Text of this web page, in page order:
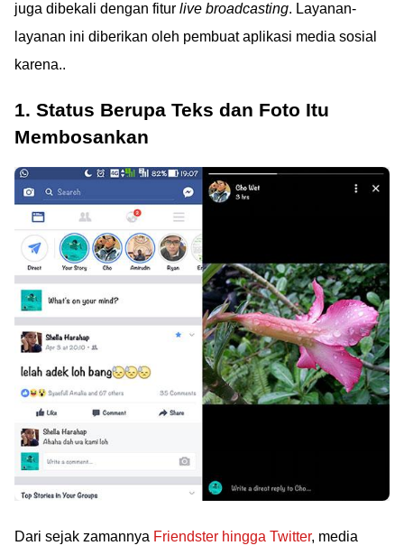
juga dibekali dengan fitur live broadcasting. Layanan-
layanan ini diberikan oleh pembuat aplikasi media sosial
karena..
1. Status Berupa Teks dan Foto Itu
Membosankan
Dari sejak zamannya Friendster hingga Twitter, media